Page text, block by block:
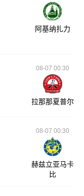
阿基纳扎力
08-07 00:30
拉那那夏普尔
08-07 00:30
赫兹立亚马卡
比